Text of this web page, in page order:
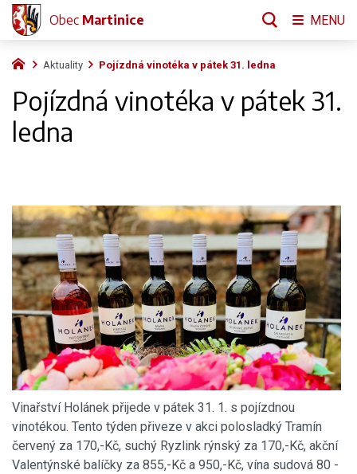
Aktuality Pojízdná vinotéka v pátek 31. ledna
Pojízdná vinotéka v pátek 31.
ledna
Vinařství Holánek přijede v pátek 31. 1. s pojízdnou
vinotékou. Tento týden přiveze v akci polosladký Tramín
červený za 170,-Kč, suchý Ryzlink rýnský za 170,-Kč, akční
Valentýnské balíčky za 855,-Kč a 950,-Kč, vína sudová 80 -
Obec Martinice MENU